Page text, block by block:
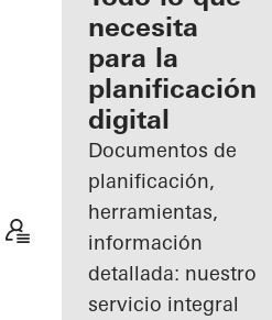
registrado
Descubre
mi área
de
trabajo
necesita
para la
planificación
digital
Documentos de
planificación,
herramientas,
información
detallada: nuestro
servicio integral